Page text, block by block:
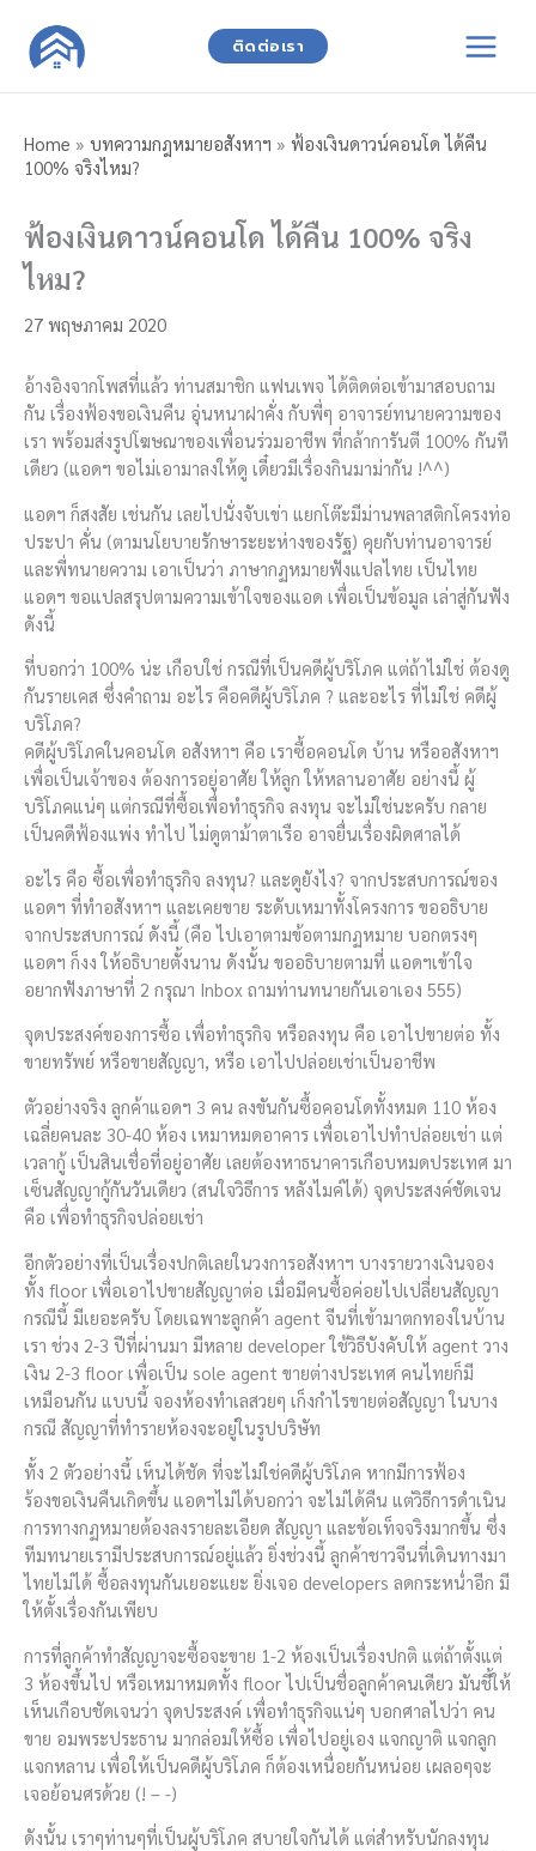
content
ติดต่อเรา
Home » บทความกฎหมายอสังหาฯ » ฟ้องเงินดาวน์คอนโด ได้คืน
100% จริงไหม?
ฟ้องเงินดาวน์คอนโด ได้คืน 100% จริง
ไหม?
27 พฤษภาคม 2020
อ้างอิงจากโพสที่แล้ว ท่านสมาชิก แฟนเพจ ได้ติดต่อเข้ามาสอบถาม
กัน เรื่องฟ้องขอเงินคืน อุ่นหนาฝาคั่ง กับพี่ๆ อาจารย์ทนายความของ
เรา พร้อมส่งรูปโฆษณาของเพื่อนร่วมอาชีพ ที่กล้าการันตี 100% กันที
เดียว (แอดฯ ขอไม่เอามาลงให้ดู เดี๋ยวมีเรื่องกินมาม่ากัน !^^)
แอดฯ ก็สงสัย เช่นกัน เลยไปนั่งจับเข่า แยกโต๊ะมีม่านพลาสติกโครงท่อ
ประปา คั่น (ตามนโยบายรักษาระยะห่างของรัฐ) คุยกับท่านอาจารย์
และพี่ทนายความ เอาเป็นว่า ภาษากฏหมายฟังแปลไทย เป็นไทย
แอดฯ ขอแปลสรุปตามความเข้าใจของแอด เพื่อเป็นข้อมูล เล่าสู่กันฟัง
ดังนี้
ที่บอกว่า 100% น่ะ เกือบใช่ กรณีที่เป็นคดีผู้บริโภค แต่ถ้าไม่ใช่ ต้องดู
กันรายเคส ซึ่งคำถาม อะไร คือคดีผู้บริโภค ? และอะไร ที่ไม่ใช่ คดีผู้
บริโภค?
คดีผู้บริโภคในคอนโด อสังหาฯ คือ เราซื้อคอนโด บ้าน หรืออสังหาฯ
เพื่อเป็นเจ้าของ ต้องการอยู่อาศัย ให้ลูก ให้หลานอาศัย อย่างนี้ ผู้
บริโภคแน่ๆ แต่กรณีที่ซื้อเพื่อทำธุรกิจ ลงทุน จะไม่ใช่นะครับ กลาย
เป็นคดีฟ้องแพ่ง ทำไป ไม่ดูตาม้าตาเรือ อาจยื่นเรื่องผิดศาลได้
อะไร คือ ซื้อเพื่อทำธุรกิจ ลงทุน? และดูยังไง? จากประสบการณ์ของ
แอดฯ ที่ทำอสังหาฯ และเคยขาย ระดับเหมาทั้งโครงการ ขออธิบาย
จากประสบการณ์ ดังนี้ (คือ ไปเอาตามข้อตามกฏหมาย บอกตรงๆ
แอดฯ ก็งง ให้อธิบายตั้งนาน ดังนั้น ขออธิบายตามที่ แอดฯเข้าใจ
อยากฟังภาษาที่ 2 กรุณา Inbox ถามท่านทนายกันเอาเอง 555)
จุดประสงค์ของการซื้อ เพื่อทำธุรกิจ หรือลงทุน คือ เอาไปขายต่อ ทั้ง
ขายทรัพย์ หรือขายสัญญา, หรือ เอาไปปล่อยเช่าเป็นอาชีพ
ตัวอย่างจริง ลูกค้าแอดฯ 3 คน ลงขันกันซื้อคอนโดทั้งหมด 110 ห้อง
เฉลี่ยคนละ 30-40 ห้อง เหมาหมดอาคาร เพื่อเอาไปทำปล่อยเช่า แต่
เวลากู้ เป็นสินเชื่อที่อยู่อาศัย เลยต้องหาธนาคารเกือบหมดประเทศ มา
เซ็นสัญญากู้กันวันเดียว (สนใจวิธีการ หลังไมค์ได้) จุดประสงค์ชัดเจน
คือ เพื่อทำธุรกิจปล่อยเช่า
อีกตัวอย่างที่เป็นเรื่องปกติเลยในวงการอสังหาฯ บางรายวางเงินจอง
ทั้ง floor เพื่อเอาไปขายสัญญาต่อ เมื่อมีคนซื้อค่อยไปเปลี่ยนสัญญา
กรณีนี้ มีเยอะครับ โดยเฉพาะลูกค้า agent จีนที่เข้ามาตกทองในบ้าน
เรา ช่วง 2-3 ปีที่ผ่านมา มีหลาย developer ใช้วิธีบังคับให้ agent วาง
เงิน 2-3 floor เพื่อเป็น sole agent ขายต่างประเทศ คนไทยก็มี
เหมือนกัน แบบนี้ จองห้องทำเลสวยๆ เก็งกำไรขายต่อสัญญา ในบาง
กรณี สัญญาที่ทำรายห้องจะอยู่ในรูปบริษัท
ทั้ง 2 ตัวอย่างนี้ เห็นได้ชัด ที่จะไม่ใช่คดีผู้บริโภค หากมีการฟ้อง
ร้องขอเงินคืนเกิดขึ้น แอดฯไม่ได้บอกว่า จะไม่ได้คืน แต่วิธีการดำเนิน
การทางกฏหมายต้องลงรายละเอียด สัญญา และข้อเท็จจริงมากขึ้น ซึ่ง
ทีมทนายเรามีประสบการณ์อยู่แล้ว ยิ่งช่วงนี้ ลูกค้าชาวจีนที่เดินทางมา
ไทยไม่ได้ ซื้อลงทุนกันเยอะแยะ ยิ่งเจอ developers ลดกระหน่ำอีก มี
ให้ตั้งเรื่องกันเพียบ
การที่ลูกค้าทำสัญญาจะซื้อจะขาย 1-2 ห้องเป็นเรื่องปกติ แต่ถ้าตั้งแต่
3 ห้องขึ้นไป หรือเหมาหมดทั้ง floor ไปเป็นชื่อลูกค้าคนเดียว มันชี้ให้
เห็นเกือบชัดเจนว่า จุดประสงค์ เพื่อทำธุรกิจแน่ๆ บอกศาลไปว่า คน
ขาย อมพระประธาน มากล่อมให้ซื้อ เพื่อไปอยู่เอง แจกญาติ แจกลูก
แจกหลาน เพื่อให้เป็นคดีผู้บริโภค ก็ต้องเหนื่อยกันหน่อย เผลอๆจะ
เจอย้อนศรด้วย (! – -)
ดังนั้น เราๆท่านๆที่เป็นผู้บริโภค สบายใจกันได้ แต่สำหรับนักลงทุน